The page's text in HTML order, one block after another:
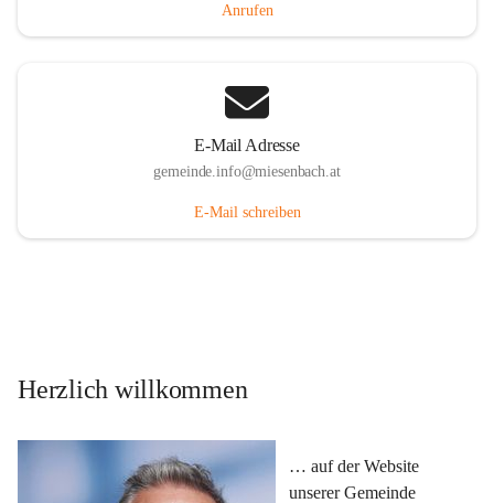
Anrufen
E-Mail Adresse
gemeinde.info@miesenbach.at
E-Mail schreiben
Herzlich willkommen
… auf der Website
unserer Gemeinde